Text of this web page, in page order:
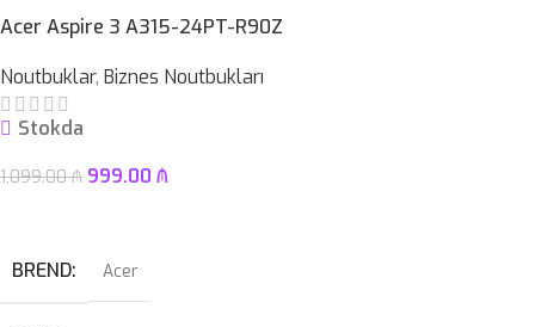
PROSESSOR Intel® LGA 1700 soket
OPERATIV YADDAŞ
ZƏMANƏT MÜDDƏTI
Acer Aspire 3 A315-24PT-R90Z
Noutbuklar, Biznes Noutbukları
Stokda
1,099.00₼ 999.00 ₼
BREND Acer